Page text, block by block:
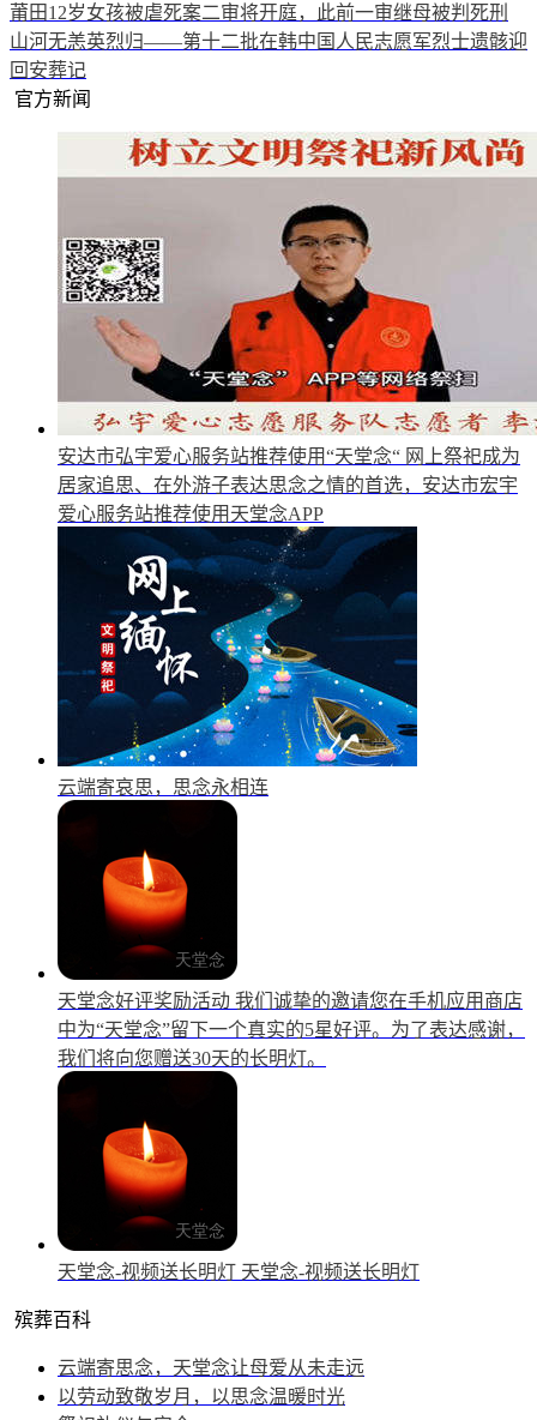
莆田12岁女孩被虐死案二审将开庭，此前一审继母被判死刑
山河无恙英烈归——第十二批在韩中国人民志愿军烈士遗骸迎
回安葬记
官方新闻
安达市弘宇爱心服务站推荐使用“天堂念“ 网上祭祀成为
居家追思、在外游子表达思念之情的首选，安达市宏宇
爱心服务站推荐使用天堂念APP
云端寄哀思，思念永相连
天堂念好评奖励活动 我们诚挚的邀请您在手机应用商店
中为“天堂念”留下一个真实的5星好评。为了表达感谢，
我们将向您赠送30天的长明灯。
天堂念-视频送长明灯 天堂念-视频送长明灯
殡葬百科
云端寄思念，天堂念让母爱从未走远
以劳动致敬岁月，以思念温暖时光